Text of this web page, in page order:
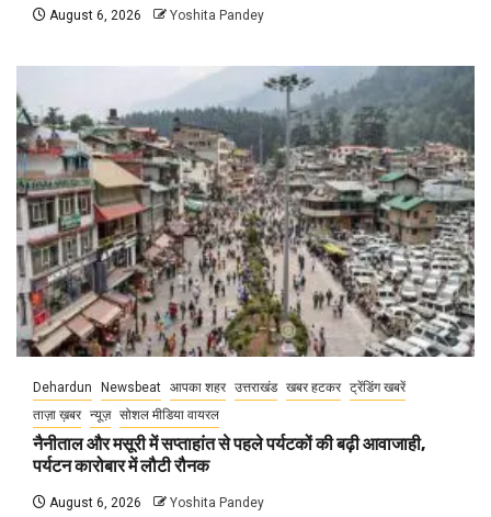
August 6, 2026 Yoshita Pandey
Dehardun Newsbeat आपका शहर उत्तराखंड खबर हटकर ट्रेंडिंग खबरें
ताज़ा ख़बर न्यूज़ सोशल मीडिया वायरल
नैनीताल और मसूरी में सप्ताहांत से पहले पर्यटकों की बढ़ी आवाजाही,
पर्यटन कारोबार में लौटी रौनक
August 6, 2026 Yoshita Pandey